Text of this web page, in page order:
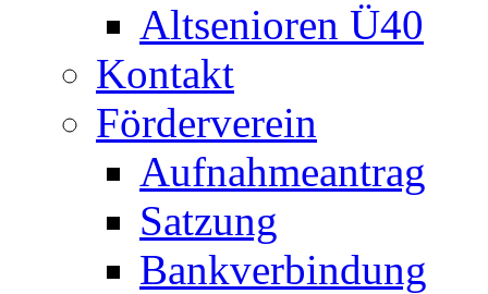
Altsenioren Ü40
Kontakt
Förderverein
Aufnahmeantrag
Satzung
Bankverbindung